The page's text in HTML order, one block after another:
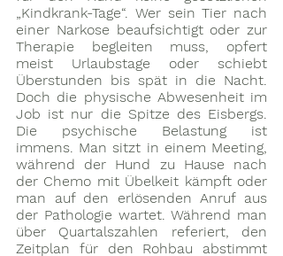
„Kindkrank-Tage“. Wer sein Tier nach
einer Narkose beaufsichtigt oder zur
Therapie begleiten muss, opfert
meist Urlaubstage oder schiebt
Überstunden bis spät in die Nacht.
Doch die physische Abwesenheit im
Job ist nur die Spitze des Eisbergs.
Die psychische Belastung ist
immens. Man sitzt in einem Meeting,
während der Hund zu Hause nach
der Chemo mit Übelkeit kämpft oder
man auf den erlösenden Anruf aus
der Pathologie wartet. Während man
über Quartalszahlen referiert, den
Zeitplan für den Rohbau abstimmt